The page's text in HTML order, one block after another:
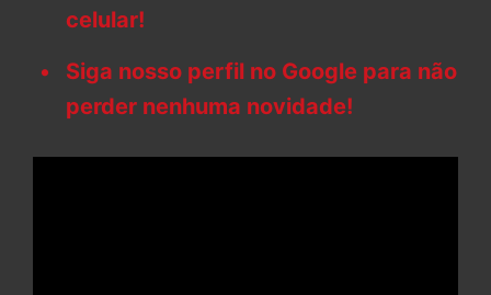
celular!
Siga nosso perfil no Google para não
perder nenhuma novidade!